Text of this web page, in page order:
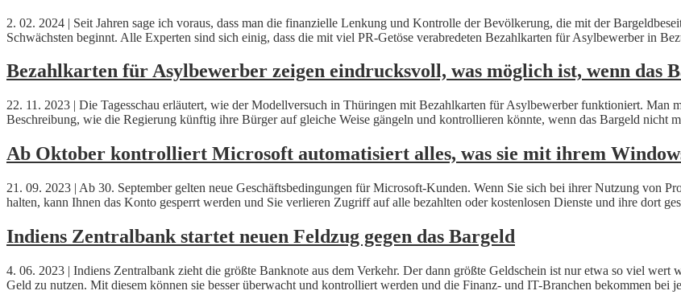
2. 02. 2024 | Seit Jahren sage ich voraus, dass man die finanzielle Lenkung und Kontrolle der Bevölkerung, die mit der
Schwächsten beginnt. Alle Experten sind sich einig, dass die mit viel PR-Getöse verabredeten Bezahlkarten für Asylbewerber in
Bezahlkarten für Asylbewerber zeigen eindrucksvoll, was möglich ist, wenn das
22. 11. 2023 | Die Tagesschau erläutert, wie der Modellversuch in Thüringen mit Bezahlkarten für Asylbewerber funktioniert. Man
Beschreibung, wie die Regierung künftig ihre Bürger auf gleiche Weise gängeln und kontrollieren könnte, wenn das Bargeld nicht
Ab Oktober kontrolliert Microsoft automatisiert alles, was sie mit ihrem
21. 09. 2023 | Ab 30. September gelten neue Geschäftsbedingungen für Microsoft-Kunden. Wenn Sie sich bei ihrer Nutzung von
halten, kann Ihnen das Konto gesperrt werden und Sie verlieren Zugriff auf alle bezahlten oder kostenlosen Dienste und ihre dort
Indiens Zentralbank startet neuen Feldzug gegen das Bargeld
4. 06. 2023 | Indiens Zentralbank zieht die größte Banknote aus dem Verkehr. Der dann größte Geldschein ist nur etwa so viel
Geld zu nutzen. Mit diesem können sie besser überwacht und kontrolliert werden und die Finanz- und IT-Branchen bekommen